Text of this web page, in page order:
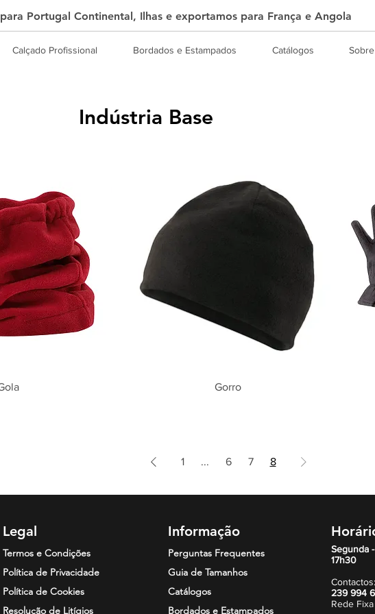
Portugal Continental, Ilhas e exportamos para França e Angola
Calçado Profissional Bordados e Estampados Catálogos
Indústria Base
Gorro
1 ... 6 7 8
Legal
Termos e Condições
Política de Privacidade
Política de Cookies
Resolução de Litígios
Informação
Perguntas Frequentes
Guia de Tamanhos
Catálogos
Bordados e Estampados
Segunda
17h30
Contactos:
239 994
Rede